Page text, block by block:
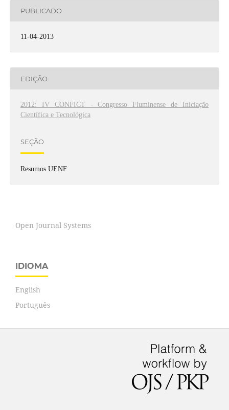
PUBLICADO
11-04-2013
EDIÇÃO
2012: IV CONFICT - Congresso Fluminense de Iniciação
Científica e Tecnológica
SEÇÃO
Resumos UENF
Open Journal Systems
IDIOMA
English
Português